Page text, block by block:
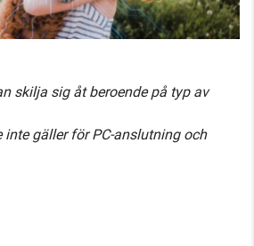
skilja sig åt beroende på typ av
inte gäller för PC-anslutning och